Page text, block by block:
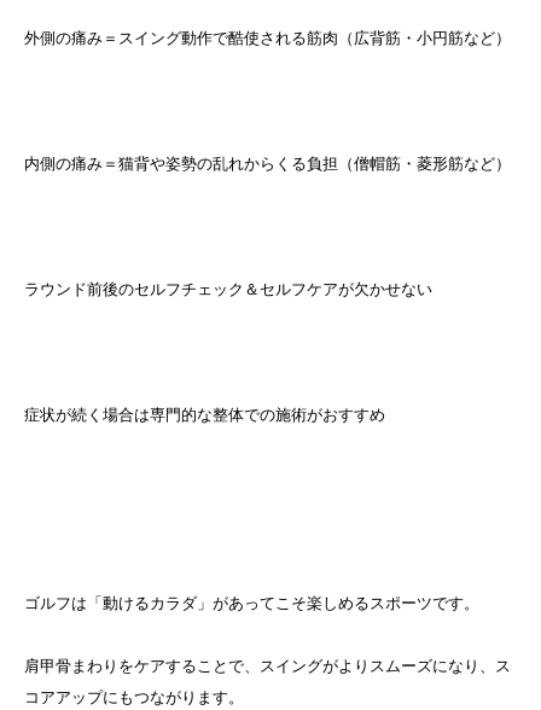
外側の痛み＝スイング動作で酷使される筋肉（広背筋・小円筋など）
内側の痛み＝猫背や姿勢の乱れからくる負担（僧帽筋・菱形筋など）
ラウンド前後のセルフチェック＆セルフケアが欠かせない
症状が続く場合は専門的な整体での施術がおすすめ
ゴルフは「動けるカラダ」があってこそ楽しめるスポーツです。
肩甲骨まわりをケアすることで、スイングがよりスムーズになり、ス
コアアップにもつながります。